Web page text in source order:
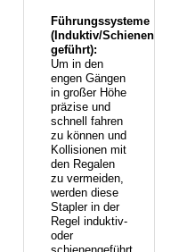
Führungssysteme
(Induktiv/Schienen-
geführt):
Um in den
engen Gängen
in großer Höhe
präzise und
schnell fahren
zu können und
Kollisionen mit
den Regalen
zu vermeiden,
werden diese
Stapler in der
Regel induktiv-
oder
schienengeführt.